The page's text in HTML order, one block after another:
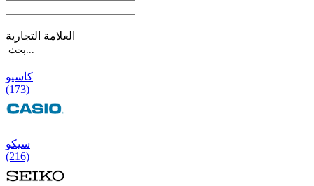
العلامة التجارية
کاسیو
(173)
سیکو
(216)